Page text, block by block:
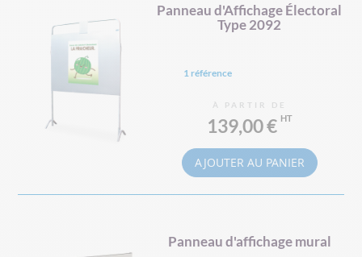
Panneau d'Affichage Électoral
Type 2092
1 référence
À PARTIR DE
139,00 €
AJOUTER AU PANIER
Panneau d'affichage mural